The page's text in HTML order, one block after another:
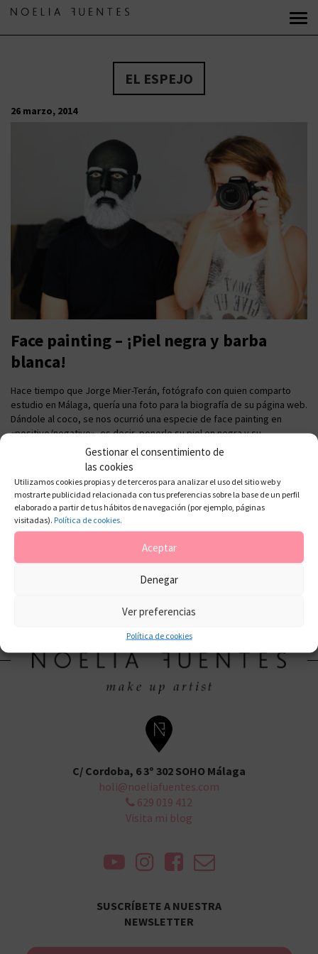
Gestionar el consentimiento de
las cookies
Utilizamos cookies propias y de terceros para analizar el uso del sitio web y
mostrarte publicidad relacionada con tus preferencias sobre la base de un perfil
elaborado a partir de tus hábitos de navegación (por ejemplo, páginas
visitadas). Política de cookies.
Aceptar
Denegar
Ver preferencias
Política de cookies
EL ESPEJO
26 marzo, 2014
Face painting – ¡Piel negra y barba
blanca!
Hace tiempo que Jorge Mier-Terán, fotógrafo con quien comparto
estudio en Málaga, quería una foto para la biografía de su página web.
Dándole al coco, se nos ocurrió una especie de face painting en
«positivo/negativo», es decir, ponerle su piel en negra y su
barba,cejas y pestañas morenas, en blanco. ¡Así fue! Hay mucha
C/ Cordoba, 6 3º 302 SOHO Málaga
holi@noeliafuentes.com
629 019 412
Visita mi blog
SUSCRÍBETE A NUESTRA
NEWSLETTER